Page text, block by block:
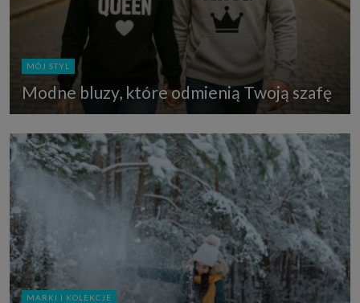
MÓJ STYL
Modne bluzy, które odmienią Twoją szafę
MARKI I KOLEKCJE